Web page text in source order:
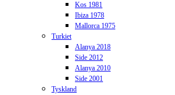
Kos 1981
Ibiza 1978
Mallorca 1975
Turkiet
Alanya 2018
Side 2012
Alanya 2010
Side 2001
Tyskland